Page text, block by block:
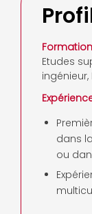
Formation
Etudes
ingénieur,
dans
ou